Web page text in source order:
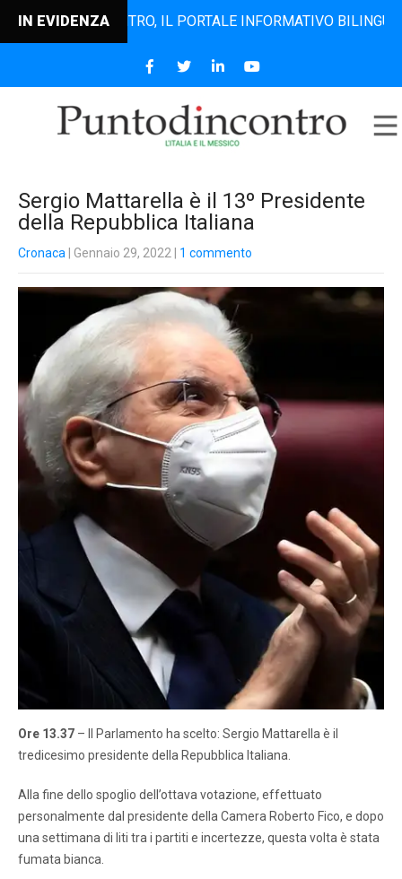
IN EVIDENZA IL PORTALE INFORMATIVO BILINGUE
Sergio Mattarella è il 13º Presidente
della Repubblica Italiana
Cronaca | Gennaio 29, 2022 1 commento
Ore 13.37 – Il Parlamento ha scelto: Sergio Mattarella è il
tredicesimo presidente della Repubblica Italiana.
Alla fine dello spoglio dell’ottava votazione, effettuato
personalmente dal presidente della Camera Roberto Fico, e dopo
una settimana di liti tra i partiti e incertezze, questa volta è stata
fumata bianca.